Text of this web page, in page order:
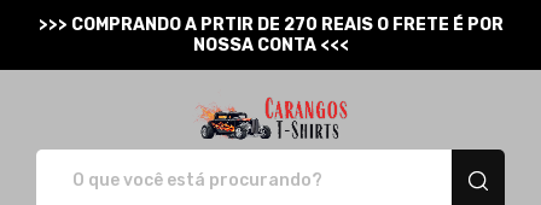
>>> COMPRANDO A PRTIR DE 270 REAIS O FRETE É POR
NOSSA CONTA <<<